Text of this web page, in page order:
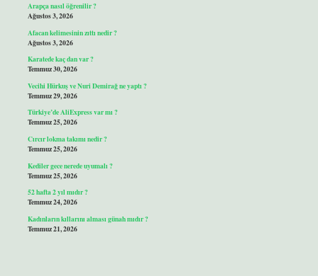
Arapça nasıl öğrenilir ?
Ağustos 3, 2026
Afacan kelimesinin zıttı nedir ?
Ağustos 3, 2026
Karatede kaç dan var ?
Temmuz 30, 2026
Vecihi Hürkuş ve Nuri Demirağ ne yaptı ?
Temmuz 29, 2026
Türkiye’de AliExpress var mı ?
Temmuz 25, 2026
Cırcır lokma takımı nedir ?
Temmuz 25, 2026
Kediler gece nerede uyumalı ?
Temmuz 25, 2026
52 hafta 2 yıl mıdır ?
Temmuz 24, 2026
Kadınların kıllarını alması günah mıdır ?
Temmuz 21, 2026